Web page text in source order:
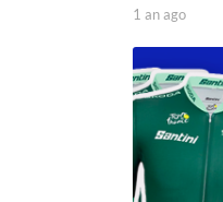
a
a
g
o
p
r
T
o
m
G
a
l
1 an ago
a
g
o